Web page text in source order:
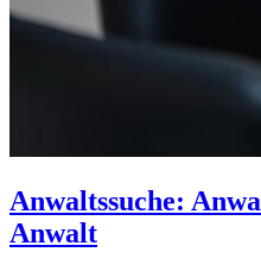
Anwaltssuche:
Anwalt